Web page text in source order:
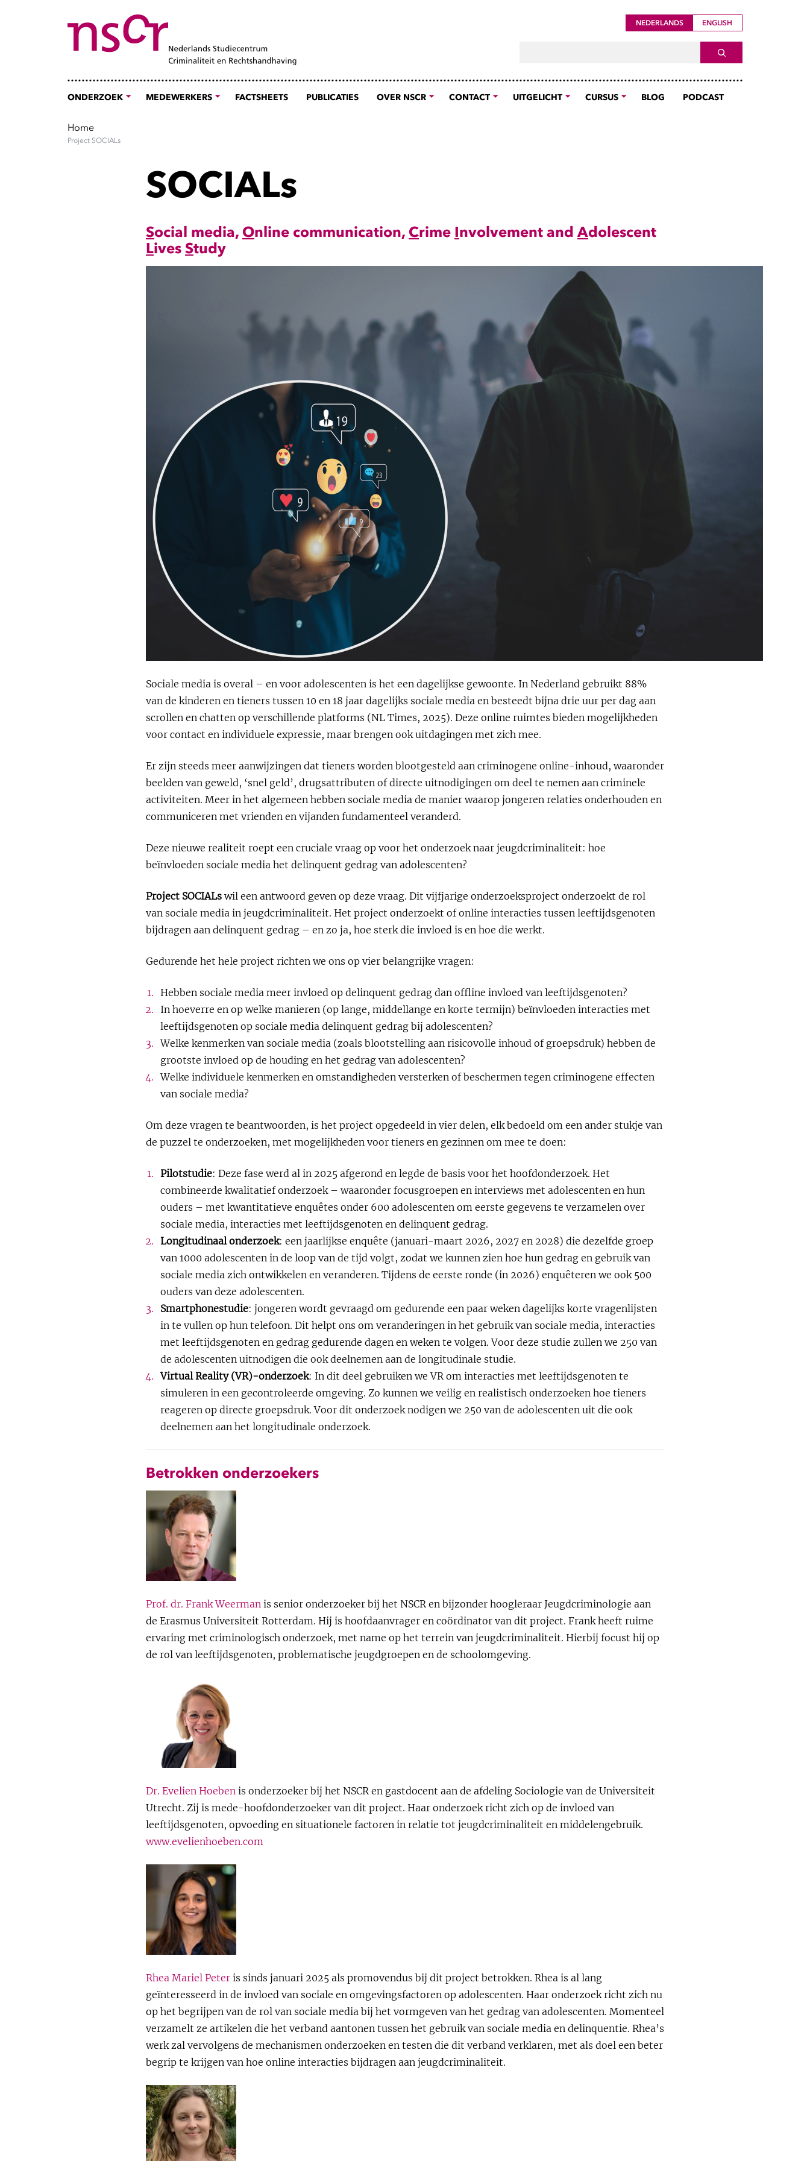
NEDERLANDS ENGLISH
SEARCH
ONDERZOEK MEDEWERKERS FACTSHEETS PUBLICATIES OVER NSCR CONTACT UITGELICHT CURSUS BLOG PODCAST
Home
Project SOCIALs
SOCIALs
Social media, Online communication, Crime Involvement and Adolescent
Lives Study
Sociale media is overal – en voor adolescenten is het een dagelijkse gewoonte. In Nederland gebruikt 88%
van de kinderen en tieners tussen 10 en 18 jaar dagelijks sociale media en besteedt bijna drie uur per dag aan
scrollen en chatten op verschillende platforms (NL Times, 2025). Deze online ruimtes bieden mogelijkheden
voor contact en individuele expressie, maar brengen ook uitdagingen met zich mee.
Er zijn steeds meer aanwijzingen dat tieners worden blootgesteld aan criminogene online-inhoud, waaronder
beelden van geweld, ‘snel geld’, drugsattributen of directe uitnodigingen om deel te nemen aan criminele
activiteiten. Meer in het algemeen hebben sociale media de manier waarop jongeren relaties onderhouden en
communiceren met vrienden en vijanden fundamenteel veranderd.
Deze nieuwe realiteit roept een cruciale vraag op voor het onderzoek naar jeugdcriminaliteit: hoe
beïnvloeden sociale media het delinquent gedrag van adolescenten?
Project SOCIALs wil een antwoord geven op deze vraag. Dit vijfjarige onderzoeksproject onderzoekt de rol
van sociale media in jeugdcriminaliteit. Het project onderzoekt of online interacties tussen leeftijdsgenoten
bijdragen aan delinquent gedrag – en zo ja, hoe sterk die invloed is en hoe die werkt.
Gedurende het hele project richten we ons op vier belangrijke vragen:
Hebben sociale media meer invloed op delinquent gedrag dan offline invloed van leeftijdsgenoten?
In hoeverre en op welke manieren (op lange, middellange en korte termijn) beïnvloeden interacties met
leeftijdsgenoten op sociale media delinquent gedrag bij adolescenten?
Welke kenmerken van sociale media (zoals blootstelling aan risicovolle inhoud of groepsdruk) hebben de
grootste invloed op de houding en het gedrag van adolescenten?
Welke individuele kenmerken en omstandigheden versterken of beschermen tegen criminogene effecten
van sociale media?
Om deze vragen te beantwoorden, is het project opgedeeld in vier delen, elk bedoeld om een ander stukje van
de puzzel te onderzoeken, met mogelijkheden voor tieners en gezinnen om mee te doen:
Pilotstudie: Deze fase werd al in 2025 afgerond en legde de basis voor het hoofdonderzoek. Het
combineerde kwalitatief onderzoek – waaronder focusgroepen en interviews met adolescenten en hun
ouders – met kwantitatieve enquêtes onder 600 adolescenten om eerste gegevens te verzamelen over
sociale media, interacties met leeftijdsgenoten en delinquent gedrag.
Longitudinaal onderzoek: een jaarlijkse enquête (januari-maart 2026, 2027 en 2028) die dezelfde groep
van 1000 adolescenten in de loop van de tijd volgt, zodat we kunnen zien hoe hun gedrag en gebruik van
sociale media zich ontwikkelen en veranderen. Tijdens de eerste ronde (in 2026) enquêteren we ook 500
ouders van deze adolescenten.
Smartphonestudie: jongeren wordt gevraagd om gedurende een paar weken dagelijks korte vragenlijsten
in te vullen op hun telefoon. Dit helpt ons om veranderingen in het gebruik van sociale media, interacties
met leeftijdsgenoten en gedrag gedurende dagen en weken te volgen. Voor deze studie zullen we 250 van
de adolescenten uitnodigen die ook deelnemen aan de longitudinale studie.
Virtual Reality (VR)-onderzoek: In dit deel gebruiken we VR om interacties met leeftijdsgenoten te
simuleren in een gecontroleerde omgeving. Zo kunnen we veilig en realistisch onderzoeken hoe tieners
reageren op directe groepsdruk. Voor dit onderzoek nodigen we 250 van de adolescenten uit die ook
deelnemen aan het longitudinale onderzoek.
Betrokken onderzoekers
Prof. dr. Frank Weerman is senior onderzoeker bij het NSCR en bijzonder hoogleraar Jeugdcriminologie aan
de Erasmus Universiteit Rotterdam. Hij is hoofdaanvrager en coördinator van dit project. Frank heeft ruime
ervaring met criminologisch onderzoek, met name op het terrein van jeugdcriminaliteit. Hierbij focust hij op
de rol van leeftijdsgenoten, problematische jeugdgroepen en de schoolomgeving.
Dr. Evelien Hoeben is onderzoeker bij het NSCR en gastdocent aan de afdeling Sociologie van de Universiteit
Utrecht. Zij is mede-hoofdonderzoeker van dit project. Haar onderzoek richt zich op de invloed van
leeftijdsgenoten, opvoeding en situationele factoren in relatie tot jeugdcriminaliteit en middelengebruik.
www.evelienhoeben.com
Rhea Mariel Peter is sinds januari 2025 als promovendus bij dit project betrokken. Rhea is al lang
geïnteresseerd in de invloed van sociale en omgevingsfactoren op adolescenten. Haar onderzoek richt zich nu
op het begrijpen van de rol van sociale media bij het vormgeven van het gedrag van adolescenten. Momenteel
verzamelt ze artikelen die het verband aantonen tussen het gebruik van sociale media en delinquentie. Rhea’s
werk zal vervolgens de mechanismen onderzoeken en testen die dit verband verklaren, met als doel een beter
begrip te krijgen van hoe online interacties bijdragen aan jeugdcriminaliteit.